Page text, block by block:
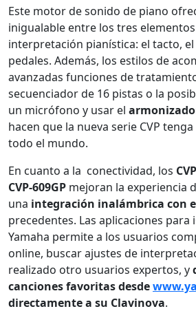
Este motor de sonido de piano
inigualable entre los tres elementos
interpretación pianística: el tacto,
pedales. Además, los estilos de
avanzadas funciones de
secuenciador de 16 pistas o la
un micrófono y usar el
hacen que la nueva serie CVP
todo el mundo.
En cuanto a la conectividad, los
CVP-609GP mejoran la experiencia
una integración inalámbrica con
precedentes. Las aplicaciones para
Yamaha permite a los usuarios
online, buscar ajustes de
realizado otro usuarios expertos, y
canciones favoritas desde
directamente a su Clavinova.